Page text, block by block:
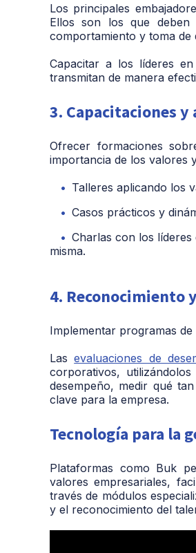
Los principales
Ellos son los que
comportamiento y toma de
Capacitar a los líderes
transmitan de manera
3. Capacitaciones
Ofrecer formaciones
importancia de los valores
Talleres aplicando los
Casos prácticos y
Charlas con los
misma.
4. Reconocimiento
Implementar programas
Lasevaluaciones de
corporativos,
desempeño, medir qué
clave para la empresa.
Tecnología para la
Plataformas como Buk
valores empresariales,
través de módulos
y el reconocimiento del